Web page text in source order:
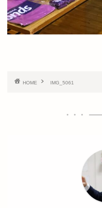
HOME IMG_5061